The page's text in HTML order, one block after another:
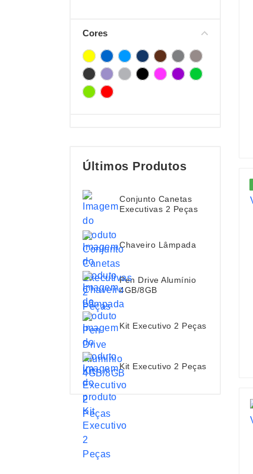
Cores
Últimos Produtos
Conjunto Canetas
Executivas 2 Peças
Chaveiro Lâmpada
Pen Drive Alumínio
4GB/8GB
Kit Executivo 2 Peças
Kit Executivo 2 Peças